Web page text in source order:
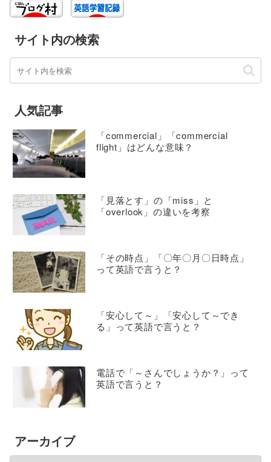
サイト内の検索
人気記事
「commercial」「commercial
flight」はどんな意味？
「見落とす」の「miss」と
「overlook」の違いを考察
「その時点」「〇年〇月〇日時点」
って英語で言うと？
「安心して～」「安心して～でき
る」って英語で言うと？
電話で「～さんでしょうか？」って
英語で言うと？
アーカイブ